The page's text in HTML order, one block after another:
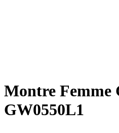
Montre Femme
GW0550L1